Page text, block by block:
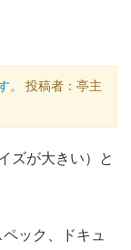
。
投稿者：亭主
ズが大きい）と
ック、ドキュ